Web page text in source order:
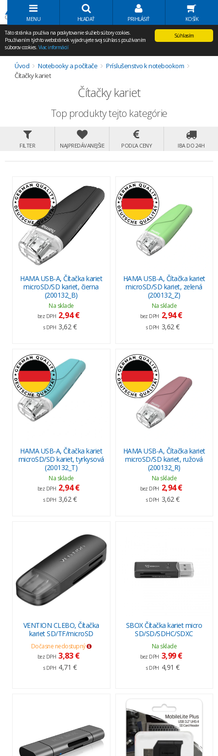
Volať Agem
MENU HĽADAŤ PRIHLÁSIŤ KOŠÍK
Súhlasím
Táto stránka používa na poskytovanie služieb súbory cookies.
Používaním týchto webstránok vyjadrujete svoj súhlas s používaním
súborov cookies. Viac informácií
Úvod Notebooky a počítače
Príslušenstvo k notebookom
Čítačky kariet
Čítačky kariet
Top produkty tejto kategórie
FILTER NAJPREDÁVANEJŠIE PODĽA CENY IBA DO 24H
HAMA USB-A, Čítačka kariet
microSD/SD kariet, čierna
(200132_B)
Na sklade
bez DPH 2,94 €
s DPH 3,62 €
HAMA USB-A, Čítačka kariet
microSD/SD kariet, zelená
(200132_Z)
Na sklade
bez DPH 2,94 €
s DPH 3,62 €
HAMA USB-A, Čítačka kariet
microSD/SD kariet, tyrkysová
(200132_T)
Na sklade
bez DPH 2,94 €
s DPH 3,62 €
HAMA USB-A, Čítačka kariet
microSD/SD kariet, ružová
(200132_R)
Na sklade
bez DPH 2,94 €
s DPH 3,62 €
VENTION CLEBO, Čítačka
kariet SD/TF/microSD
Dočasne nedostupný
bez DPH 3,83 €
s DPH 4,71 €
SBOX Čítačka kariet micro
SD/SD/SDHC/SDXC
Na sklade
bez DPH 3,99 €
s DPH 4,91 €